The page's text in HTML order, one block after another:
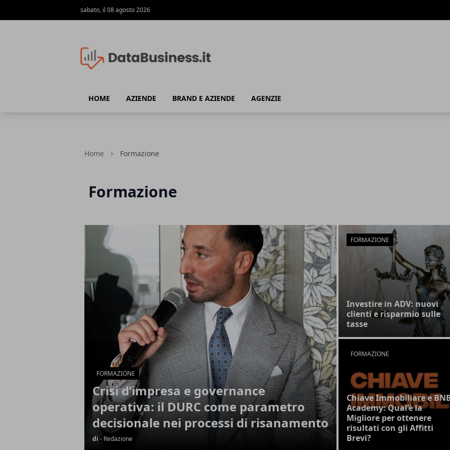
sabato, il 08 agosto 2026
HOME AZIENDE BRAND E AZIENDE AGENZIE
Home Formazione
Formazione
Articoli in Evidenza
FORMAZIONE
Crisi d’impresa e governance
operativa: il DURC come parametro
decisionale nei processi di risanamento
di - Redazione
FORMAZIONE
Investire in ADV: nuovi
clienti e risparmio sulle
tasse
FORMAZIONE
Chiave Immobiliare e
Academy: Qual’è la
Migliore per ottenere
risultati con gli Affitti
Brevi?